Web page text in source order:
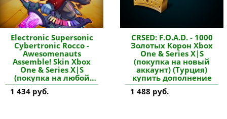
Electronic Supersonic
Cybertronic Rocco -
Awesomenauts
Assemble! Skin Xbox
One & Series X|S
(покупка на любой
аккаунт / ключ) (США)
купить дополнение
1 434 руб.
CRSED: F.O.A.D. - 1000
Золотых Корон Xbox
One & Series X|S
(покупка на новый
аккаунт) (Турция)
купить дополнение
1 488 руб.